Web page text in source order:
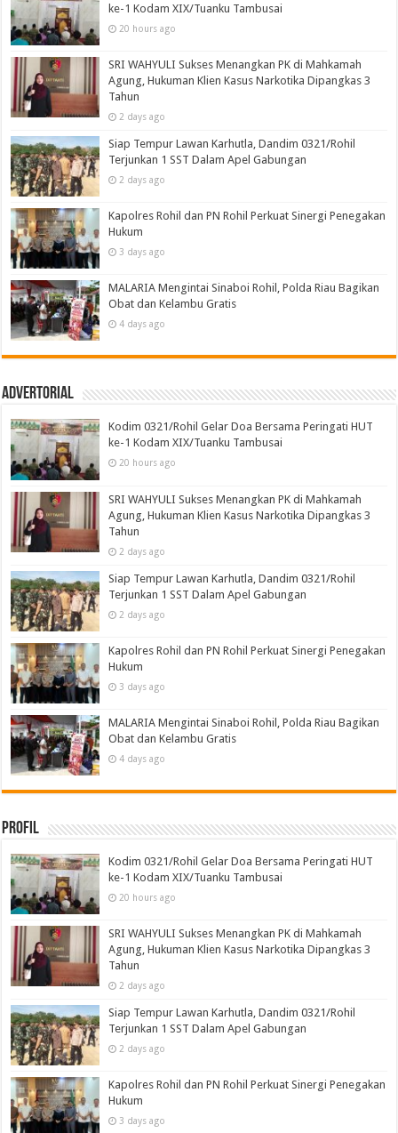
ke-1 Kodam XIX/Tuanku Tambusai
20 hours ago
SRI WAHYULI Sukses Menangkan PK di Mahkamah
Agung, Hukuman Klien Kasus Narkotika Dipangkas 3
Tahun
2 days ago
Siap Tempur Lawan Karhutla, Dandim 0321/Rohil
Terjunkan 1 SST Dalam Apel Gabungan
2 days ago
Kapolres Rohil dan PN Rohil Perkuat Sinergi Penegakan
Hukum
3 days ago
MALARIA Mengintai Sinaboi Rohil, Polda Riau Bagikan
Obat dan Kelambu Gratis
4 days ago
Advertorial
Kodim 0321/Rohil Gelar Doa Bersama Peringati HUT
ke-1 Kodam XIX/Tuanku Tambusai
20 hours ago
SRI WAHYULI Sukses Menangkan PK di Mahkamah
Agung, Hukuman Klien Kasus Narkotika Dipangkas 3
Tahun
2 days ago
Siap Tempur Lawan Karhutla, Dandim 0321/Rohil
Terjunkan 1 SST Dalam Apel Gabungan
2 days ago
Kapolres Rohil dan PN Rohil Perkuat Sinergi Penegakan
Hukum
3 days ago
MALARIA Mengintai Sinaboi Rohil, Polda Riau Bagikan
Obat dan Kelambu Gratis
4 days ago
Profil
Kodim 0321/Rohil Gelar Doa Bersama Peringati HUT
ke-1 Kodam XIX/Tuanku Tambusai
20 hours ago
SRI WAHYULI Sukses Menangkan PK di Mahkamah
Agung, Hukuman Klien Kasus Narkotika Dipangkas 3
Tahun
2 days ago
Siap Tempur Lawan Karhutla, Dandim 0321/Rohil
Terjunkan 1 SST Dalam Apel Gabungan
2 days ago
Kapolres Rohil dan PN Rohil Perkuat Sinergi Penegakan
Hukum
3 days ago